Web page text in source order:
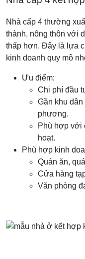
Nhà cấp 4 thường
thành, nông thôn với
thấp hơn. Đây là lựa
kinh doanh quy mô
Ưu điểm:
Chi phí đầu
Gần khu
phương.
Phù hợp với
hoạt.
Phù hợp kinh
Quán ăn,
Cửa hàng
Văn phòng